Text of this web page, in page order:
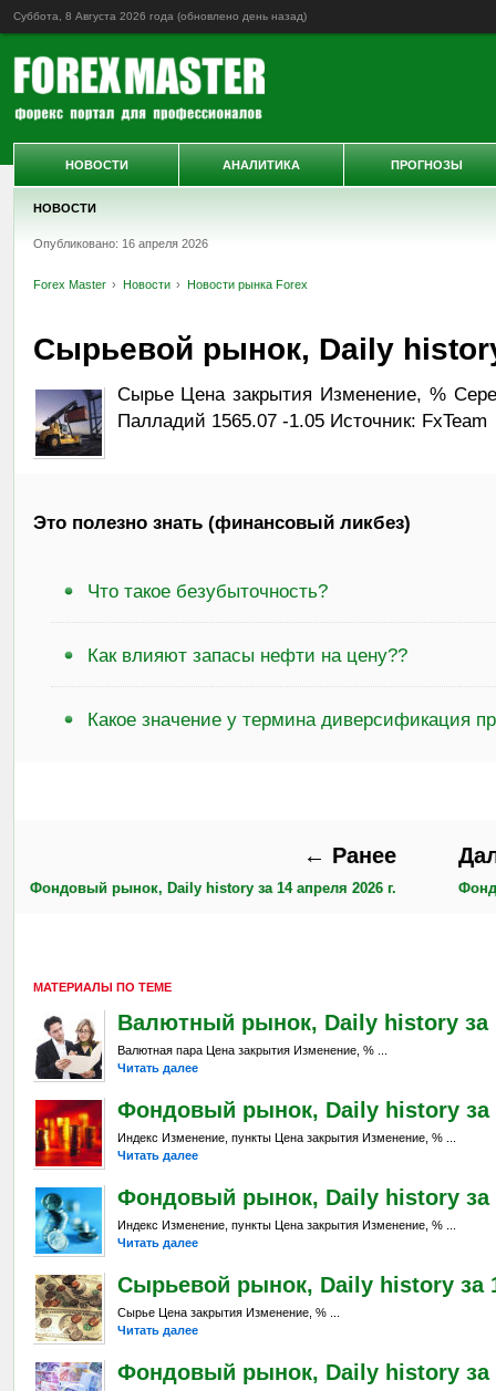
Суббота, 8 Августа 2026 года (обновлено день назад)
НОВОСТИ
Опубликовано: 16 апреля 2026
Forex Master Новости Новости рынка Forex
Сырьевой рынок, Daily
Сырье Цена закрытия Изменение, %
Палладий 1565.07 -1.05 Источник: FxTeam
Это полезно знать (финансовый ликбез)
Что такое безубыточность?
Как влияют запасы нефти на цену??
Какое значение у термина диверсификация
← Ранее
Фондовый рынок, Daily history за 14 апреля 2026 г.
МАТЕРИАЛЫ ПО ТЕМЕ
Валютный рынок, Daily history за
Валютная пара Цена закрытия Изменение, % ...
Читать далее
Фондовый рынок, Daily history за
Индекс Изменение, пункты Цена закрытия Изменение, % ...
Читать далее
Фондовый рынок, Daily history за
Индекс Изменение, пункты Цена закрытия Изменение, % ...
Читать далее
Сырьевой рынок, Daily history за
Сырье Цена закрытия Изменение, % ...
Читать далее
Фондовый рынок, Daily history за
НОВОСТИ АНАЛИТИКА ПРОГНОЗЫ